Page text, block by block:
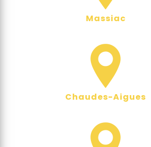
Massiac
Chaudes-Aigues